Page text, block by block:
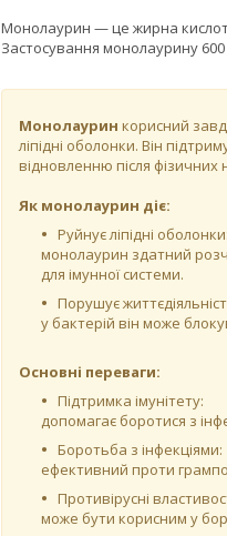
Монолаурин — це жирна
Застосування монолаурину
Монолаурин корисний
ліпідні оболонки. Він
відновленню після
Як монолаурин діє:
Руйнує ліпідні оболонки:
монолаурин здатний
для імунної системи.
Порушує
у бактерій він може
Основні переваги:
Підтримка імунітету:
допомагає боротися з
Боротьба з інфекціями:
ефективний проти
Противірусні
може бути корисним у